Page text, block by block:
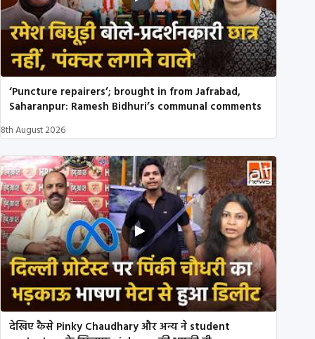
‘Puncture repairers’; brought in from Jafrabad,
Saharanpur: Ramesh Bidhuri’s communal comments
8th August 2026
देखिए कैसे Pinky Chaudhary और अन्य ने student